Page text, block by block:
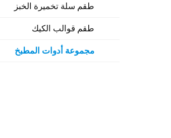
طقم سلة تخميرة الخبز
طقم قوالب الكيك
مجموعة أدوات المطبخ